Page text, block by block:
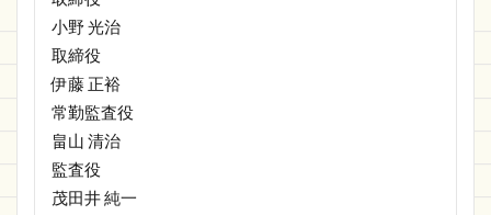
小野 光治
取締役
伊藤 正裕
常勤監査役
畠山 清治
監査役
茂田井 純一